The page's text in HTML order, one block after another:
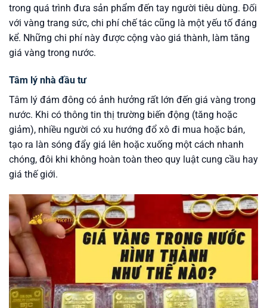
trong quá trình đưa sản phẩm đến tay người tiêu dùng. Đối
với vàng trang sức, chi phí chế tác cũng là một yếu tố đáng
kể. Những chi phí này được cộng vào giá thành, làm tăng
giá vàng trong nước.
Tâm lý nhà đầu tư
Tâm lý đám đông có ảnh hưởng rất lớn đến giá vàng trong
nước. Khi có thông tin thị trường biến động (tăng hoặc
giảm), nhiều người có xu hướng đổ xô đi mua hoặc bán,
tạo ra làn sóng đẩy giá lên hoặc xuống một cách nhanh
chóng, đôi khi không hoàn toàn theo quy luật cung cầu hay
giá thế giới.